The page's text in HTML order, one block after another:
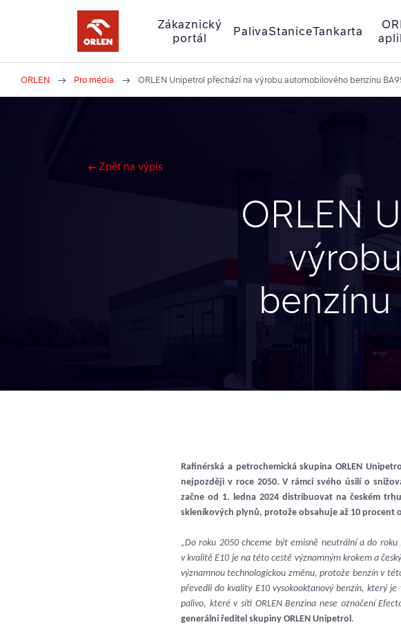
Zákaznický
portál
PalivaStaniceTankarta
ORLEN Pro média ORLEN Unipetrol přechází na výrobu automobilového benzínu
Zpět na výpis
ORLEN
Rafinérská a petrochemická skupina ORLEN
nejpozději v roce 2050. V rámci svého úsilí o
začne od 1. ledna 2024 distribuovat na českém
skleníkových plynů, protože obsahuje až 10
„Do roku 2050 chceme být emisně neutrální a do
v kvalitě E10 je na této cestě významným krokem a
významnou technologickou změnu, protože benzín v
převedli do kvality E10 vysokooktanový benzín, který
palivo, které v síti ORLEN Benzina nese označení
generální ředitel skupiny ORLEN Unipetrol.